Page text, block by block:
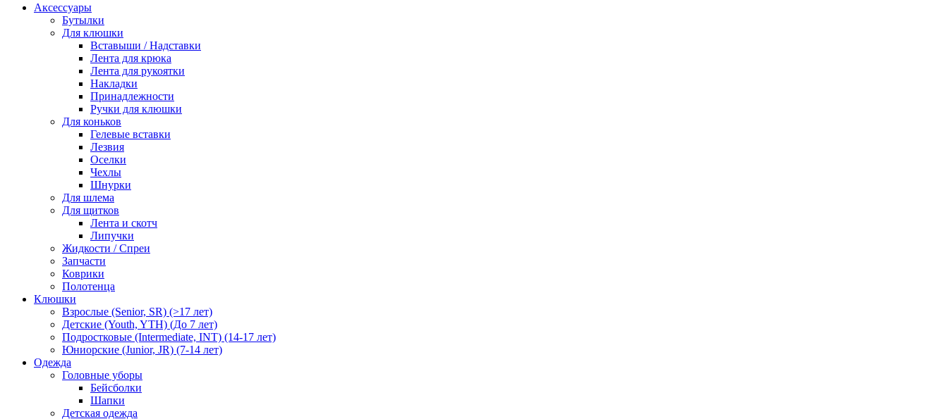
Аксессуары
Бутылки
Для клюшки
Вставыши / Надставки
Лента для крюка
Лента для рукоятки
Накладки
Принадлежности
Ручки для клюшки
Для коньков
Гелевые вставки
Лезвия
Оселки
Чехлы
Шнурки
Для шлема
Для щитков
Лента и скотч
Липучки
Жидкости / Спреи
Запчасти
Коврики
Полотенца
Клюшки
Взрослые (Senior, SR) (>17 лет)
Детские (Youth, YTH) (До 7 лет)
Подростковые (Intermediate, INT) (14-17 лет)
Юниорские (Junior, JR) (7-14 лет)
Одежда
Головные уборы
Бейсболки
Шапки
Детская одежда